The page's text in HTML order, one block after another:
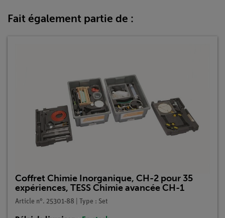
Fait également partie de :
Coffret Chimie Inorganique, CH-2 pour 35
expériences, TESS Chimie avancée CH-1
Article n°. 25301-88 | Type : Set